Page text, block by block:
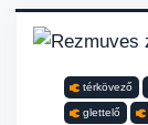
térkövező
glettelő